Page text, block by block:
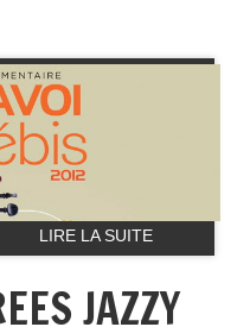
LIRE LA SUITE
JAZZY